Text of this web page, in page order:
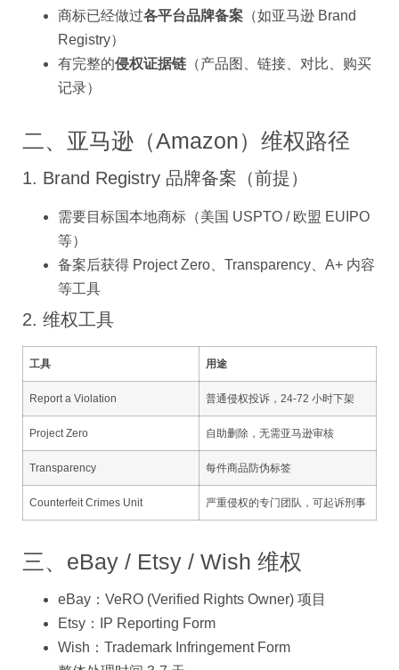
商标已经做过各平台品牌备案 （如亚马逊 Brand
Registry）
有完整的侵权证据链 （产品图、链接、对比、购买
记录）
二、亚马逊（Amazon）维权路径
1. Brand Registry 品牌备案（前提）
需要目标国本地商标（美国 USPTO / 欧盟 EUIPO
等）
备案后获得 Project Zero、Transparency、A+ 内容
等工具
2. 维权工具
工具 用途
Report a Violation 普通侵权投诉，24-72 小时下架
Project Zero 自助删除，无需亚马逊审核
Transparency 每件商品防伪标签
Counterfeit Crimes Unit 严重侵权的专门团队，可起诉刑事
三、eBay / Etsy / Wish 维权
eBay：VeRO (Verified Rights Owner) 项目
Etsy：IP Reporting Form
Wish：Trademark Infringement Form